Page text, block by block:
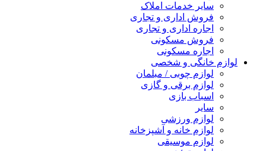
سایر خدمات املاک
فروش اداری و تجاری
اجاره اداری و تجاری
فروش مسکونی
اجاره مسکونی
لوازم خانگی و شخصی
لوازم چوبی / مبلمان
لوازم برقی و گازی
اسباب بازی
سایر
لوازم ورزشی
لوازم خانه و آشپزخانه
لوازم موسیقی